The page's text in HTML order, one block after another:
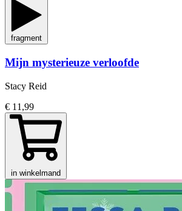
fragment
Mijn mysterieuze verloofde
Stacy Reid
€ 11,99
in winkelmand